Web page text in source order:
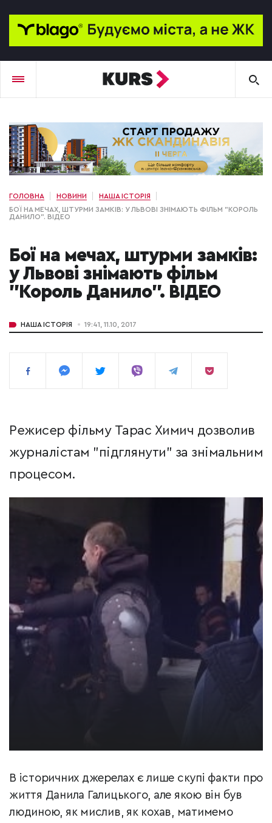
ГОЛОВНА НОВИНИ
НАША ІСТОРІЯ
БОЇ НА МЕЧАХ, ШТУРМИ ЗАМКІВ: У ЛЬВОВІ ЗНІМАЮТЬ ФІЛЬМ "КОРОЛЬ
ДАНИЛО". ВІДЕО
Бої на мечах, штурми замків:
у Львові знімають фільм
"Король Данило". ВІДЕО
НАША ІСТОРІЯ 19:41, 11.10, 2017
Режисер фільму Тарас Химич дозволив
журналістам "підглянути" за знімальним
процесом.
В історичних джерелах є лише скупі факти про
життя Данила Галицького, але якою він був
людиною, як мислив, як кохав, матимемо